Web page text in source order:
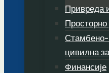
Привреда
Просторно
цивилна
Финансије